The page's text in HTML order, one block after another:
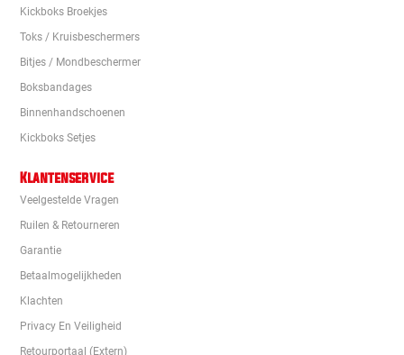
Kickboks Broekjes
Toks / Kruisbeschermers
Bitjes / Mondbeschermer
Boksbandages
Binnenhandschoenen
Kickboks Setjes
Klantenservice
Veelgestelde Vragen
Ruilen & Retourneren
Garantie
Betaalmogelijkheden
Klachten
Privacy En Veiligheid
Retourportaal (extern)